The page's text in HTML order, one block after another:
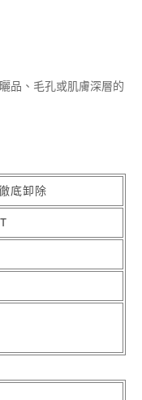
品、毛孔或肌膚深層的
底卸除